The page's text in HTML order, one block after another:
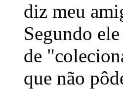
diz meu
Segundo
de
que não